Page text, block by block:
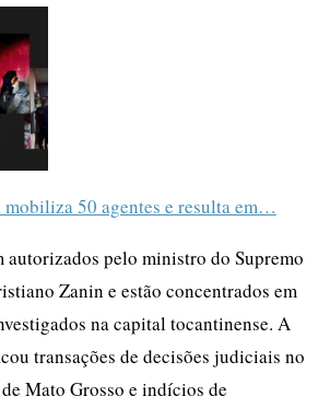
mobiliza 50 agentes e resulta em…
autorizados pelo ministro do Supremo
Zanin e estão concentrados em
na capital tocantinense. A
transações de decisões judiciais no
Mato Grosso e indícios de